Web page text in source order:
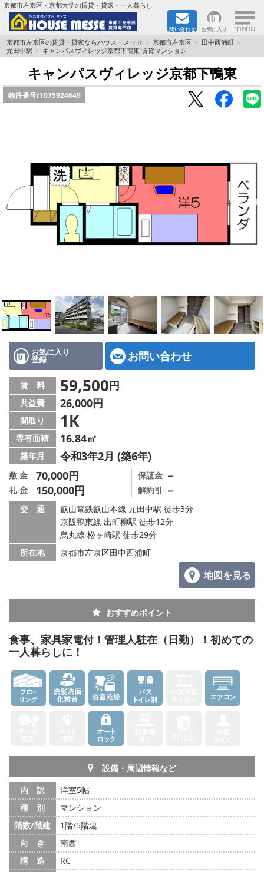
京都市左京区・京都大学の賃貸・貸家・一人暮らし
問い合わせ お気に入り ×
TOPページ
地図から検索
地域から検索
家族で住むならマンション？賃家？
一人暮らしの物件特集
ペット相談OKの賃貸！
ハウスメーカー施工特集！
路線·駅から探す
IT重説について
スタッフ紹介
賃貸管理の北白川店
店舗情報·アクセス
会社概要
メールでお問い合わせ
京都市左京区の賃貸・貸家ならハウス・メッセ 京都市左京区
田中西浦町
元田中駅
キャンパスヴィレッジ京都下鴨東 賃貸マンション
キャンパスヴィレッジ京都下鴨東
物件番号/1075924649
お気に入り
登録 お問い合わせ
賃 料 59,500円
共益費 26,000円
間取り 1K
専有面積 16.84㎡
築年月 令和3年2月 (築6年)
敷 金 70,000円
礼 金 150,000円
保証金 －
解約引 －
交 通
叡山電鉄叡山本線 元田中駅 徒歩3分
京阪鴨東線 出町柳駅 徒歩12分
烏丸線 松ヶ崎駅 徒歩29分
所在地
京都市左京区田中西浦町
地図を見る
おすすめポイント
食事、家具家電付！管理人駐在（日勤）！初めての
一人暮らしに！
設備・周辺情報など
内 訳
洋室5帖
種 別
マンション
階数/階建
1階/5階建
向 き
南西
構 造
RC